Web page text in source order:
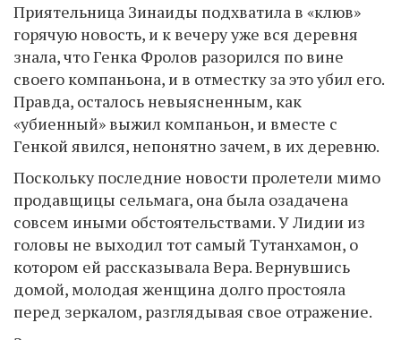
Приятельница Зинаиды подхватила в «клюв»
горячую новость, и к вечеру уже вся деревня
знала, что Генка Фролов разорился по вине
своего компаньона, и в отместку за это убил его.
Правда, осталось невыясненным, как
«убиенный» выжил компаньон, и вместе с
Генкой явился, непонятно зачем, в их деревню.
Поскольку последние новости пролетели мимо
продавщицы сельмага, она была озадачена
совсем иными обстоятельствами. У Лидии из
головы не выходил тот самый Тутанхамон, о
котором ей рассказывала Вера. Вернувшись
домой, молодая женщина долго простояла
перед зеркалом, разглядывая свое отражение.